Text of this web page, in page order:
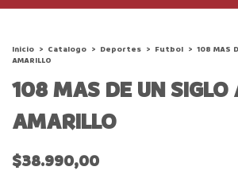
Inicio > Catalogo > Deportes > Futbol > 108 MAS
AMARILLO
108 MAS DE UN
AMARILLO
$38.990,00